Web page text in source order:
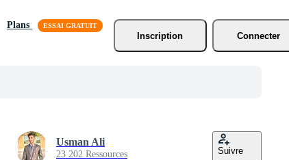
Plans
Inscription
Connecter
Usman Ali
23 202 Ressources Suivre